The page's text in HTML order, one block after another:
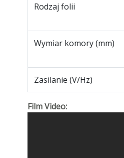
Rodzaj folii
Wymiar komory (mm)
Zasilanie (V/Hz)
Film Video: